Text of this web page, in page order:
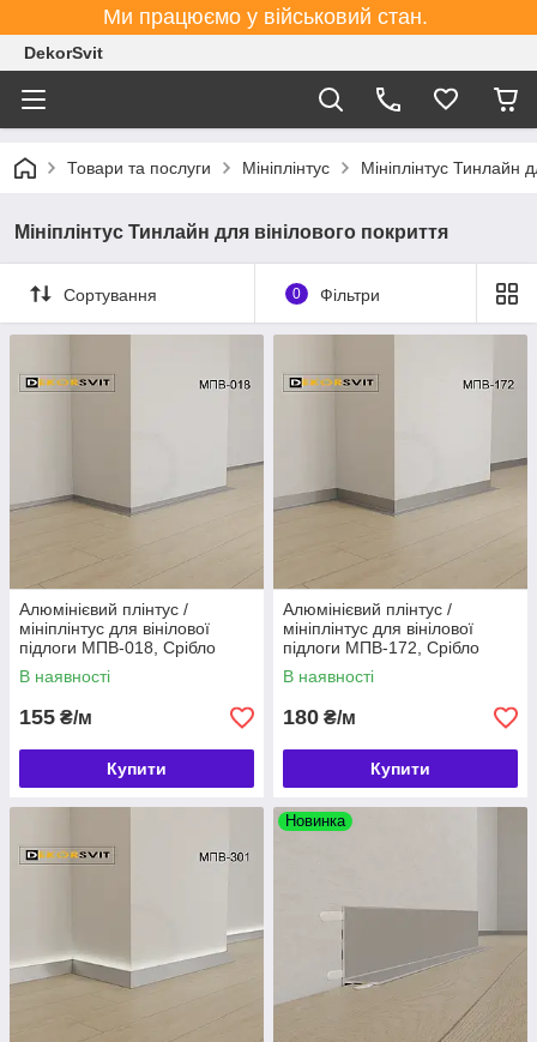
Ми працюємо у військовий стан.
DekorSvit
Товари та послуги Мініплінтус Мініплінтус Тинлайн
Мініплінтус Тинлайн для вінілового покриття
Сортування 0 Фільтри
Алюмінієвий плінтус /
мініплінтус для вінілової
підлоги МПВ-018, Срібло
В наявності
155 ₴/м
Купити
Алюмінієвий плінтус /
мініплінтус для вінілової
підлоги МПВ-172, Срібло
В наявності
180 ₴/м
Купити
Новинка